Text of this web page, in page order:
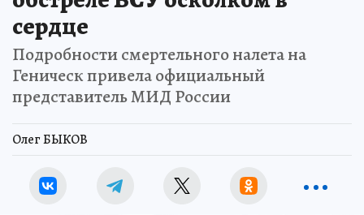
сердце
Подробности смертельного налета на
Геническ привела официальный
представитель МИД России
Олег БЫКОВ